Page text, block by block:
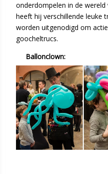
onderdompelen in de
heeft hij verschillende leuke
worden uitgenodigd om
goocheltrucs.
Ballonclown: